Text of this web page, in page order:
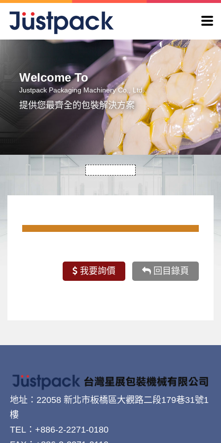
Welcome To
Justpack Packaging Machinery Co., Ltd.
提供您最齊全的包裝解決方案
我要詢價 回目錄頁
地址：22058 新北市板橋區大觀路二段179巷31號1
樓
TEL：+886-2-2271-0180
|｜